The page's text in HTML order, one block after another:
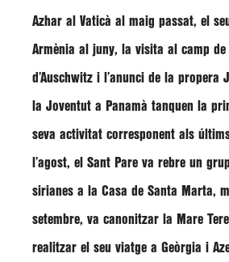
Azhar al Vaticà al maig passat, el
Armènia al juny, la visita al camp de
d’Auschwitz i l’anunci de la propera
la Joventut a Panamà tanquen la
seva activitat corresponent als
l’agost, el Sant Pare va rebre un
sirianes a la Casa de Santa Marta,
setembre, va canonitzar la Mare
realitzar el seu viatge a Geòrgia i